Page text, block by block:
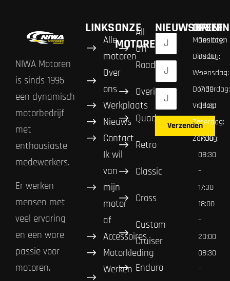
NIWA Motoren
is sinds 1995
een dynamisch
motorbedrijf
met
enthousiaste
medewerkers.
Er werken
mensen met
veel ervaring
en een ware
passie voor
motoren.
LINKS
Alle
motoren
Over
ons
Werkplaats
Nieuws
Contact
Ik wil
van
mijn
motor
af
Accessoires
Motorkleding
Werken
ONZE
MOTOREN
All
Off
Road
Overig
Quad
Retro
Classic
Cross
Custom
Cruiser
Enduro
NIEUWSBRIEF
Verzenden
Maandag:
Dinsdag:
Woensdag:
Donderdag:
Vrijdag:
Zaterdag:
Zondag:
Gesloten
08:30
–
17:30
08:30
–
17:30
08:30
–
17:30
18:00
–
20:00
08:30
–